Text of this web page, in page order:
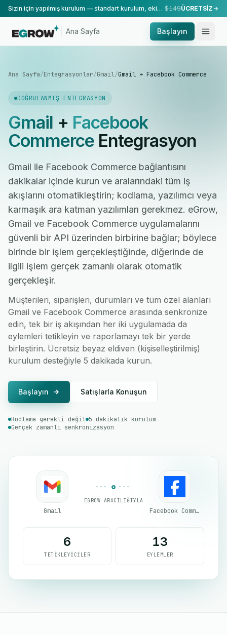
Sizin için yapılmış kurulum — standart kurulum, ekibimiz tarafından yapılır. $149ÜCRETSİZ
Ana Sayfa Başlayın
Ana Sayfa/Entegrasyonlar/Gmail/Gmail + Facebook Commerce
DOĞRULANMIŞ ENTEGRASYON
Gmail + Facebook
CommerceEntegrasyon
Gmail ile Facebook Commerce bağlantısını
dakikalar içinde kurun ve aralarındaki tüm iş
akışlarını otomatikleştirin; kodlama, yazılımcı veya
karmaşık ara katman yazılımları gerekmez. eGrow,
Gmail ve Facebook Commerce uygulamalarını
güvenli bir API üzerinden birbirine bağlar; böylece
birinde bir işlem gerçekleştiğinde, diğerinde de
ilgili işlem gerçek zamanlı olarak otomatik
gerçekleşir.
Müşterileri, siparişleri, durumları ve tüm özel alanları
Gmail ve Facebook Commerce arasında senkronize
edin, tek bir iş akışından her iki uygulamada da
eylemleri tetikleyin ve raporlamayı tek bir yerde
birleştirin. Ücretsiz beyaz eldiven (kişiselleştirilmiş)
kurulum desteğiyle 5 dakikada kurun.
Başlayın Satışlarla Konuşun
Kodlama gerekli değil 5 dakikalık kurulum
Gerçek zamanlı senkronizasyon
Gmail
EGROW ARACILIĞIYLA
Facebook Commerce
6
TETIKLEYICILER
13
EYLEMLER